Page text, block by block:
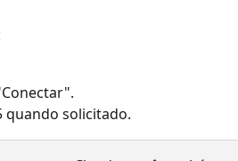
quando solicitado.